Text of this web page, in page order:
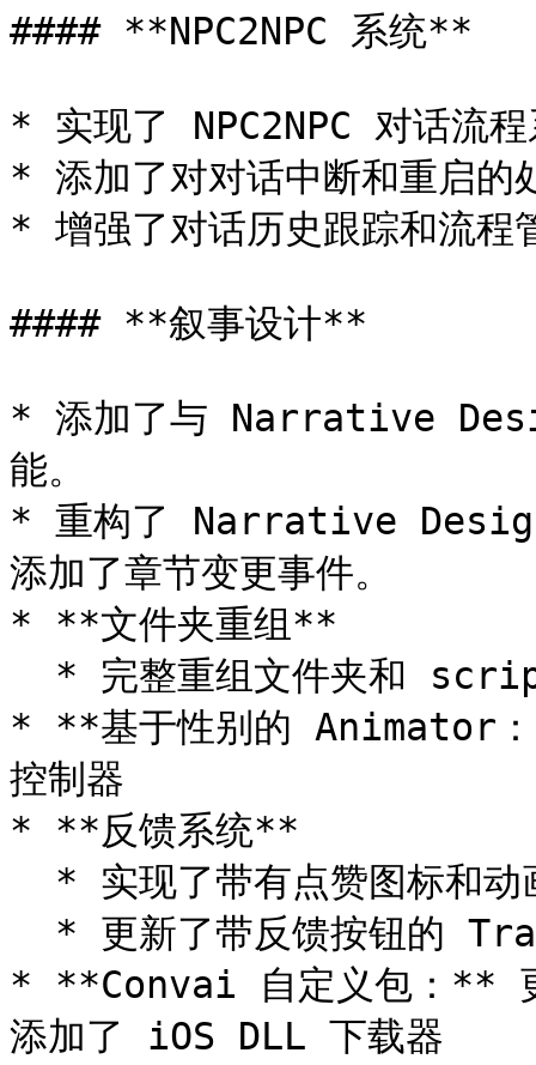
#### **NPC2NPC 系统**
* 实现了 NPC2NPC 对话流程
* 添加了对对话中断和重启的
* 增强了对话历史跟踪和流程
#### **叙事设计**
* 添加了与 Narrative
能。
* 重构了 Narrative Design
添加了章节变更事件。
* **文件夹重组**
* **基于性别的 Animator
控制器
* **反馈系统**
* **Convai 自定义包：**
添加了 iOS DLL 下载器